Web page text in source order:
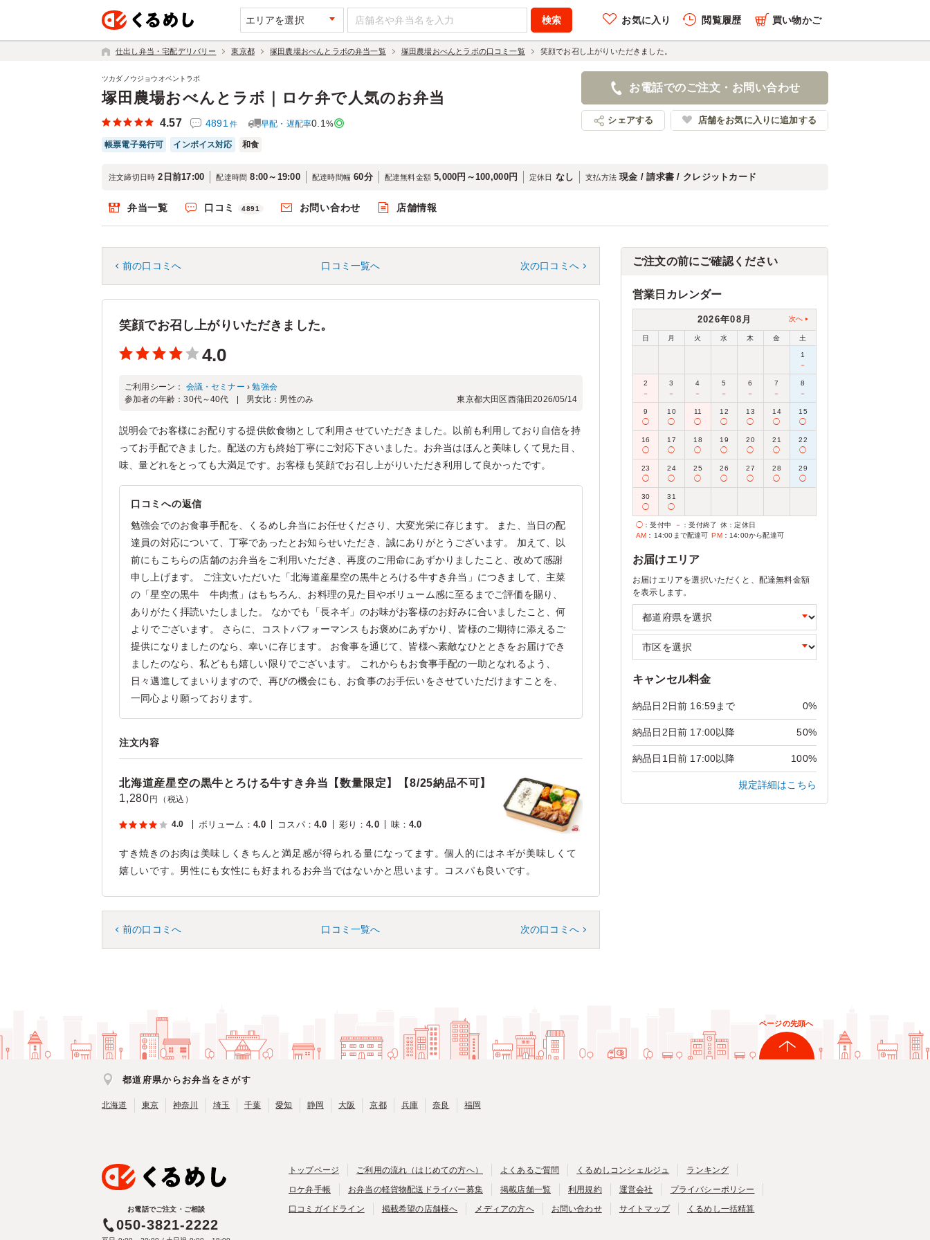
エリアを選択 お気に入り 閲覧履歴 買い物かご
仕出し弁当・宅配デリバリー 東京都 塚田農場おべんとラボの弁当一覧 塚田農場おべんとラボの口コミ一覧 笑顔でお召し上がりいただきました。
塚田農場おべんとラボ｜ロケ弁で人気のお弁当
ツカダノウジョウオベントラボ
4.57 4891 件 早配・遅配率0.1 %
帳票電子発行可 インボイス対応 和食
お電話でのご注文・お問い合わせ
シェアする 店舗をお気に入りに追加する
注文締切日時 2日前17:00 配達時間 8:00～19:00 配達時間幅 60分 配達無料金額 5,000円～100,000円 定休日 なし 支払方法 現金 / 請求書 / クレジットカード
弁当一覧 口コミ 4891 お問い合わせ 店舗情報
前の口コミへ 口コミ一覧へ 次の口コミへ
笑顔でお召し上がりいただきました。
4.0
ご利用シーン： 会議・セミナー ›勉強会
参加者の年齢：30代～40代 男女比： 男性のみ 東京都大田区西蒲田2026/05/14
説明会でお客様にお配りする提供飲食物として利用させていただきました。以前も利用しており自信を持
ってお手配できました。配送の方も終始丁寧にご対応下さいました。お弁当はほんと美味しくて見た目、
味、量どれをとっても大満足です。お客様も笑顔でお召し上がりいただき利用して良かったです。
口コミへの返信
勉強会でのお食事手配を、くるめし弁当にお任せくださり、大変光栄に存じます。 また、当日の配
達員の対応について、丁寧であったとお知らせいただき、誠にありがとうございます。 加えて、以
前にもこちらの店舗のお弁当をご利用いただき、再度のご用命にあずかりましたこと、改めて感謝
申し上げます。 ご注文いただいた「北海道産星空の黒牛とろける牛すき弁当」につきまして、主菜
の「星空の黒牛 牛肉煮」はもちろん、お料理の見た目やボリューム感に至るまでご評価を賜り、
ありがたく拝読いたしました。 なかでも「長ネギ」のお味がお客様のお好みに合いましたこと、何
よりでございます。 さらに、コストパフォーマンスもお褒めにあずかり、皆様のご期待に添えるご
提供になりましたのなら、幸いに存じます。 お食事を通じて、皆様へ素敵なひとときをお届けでき
ましたのなら、私どもも嬉しい限りでございます。 これからもお食事手配の一助となれるよう、
日々邁進してまいりますので、再びの機会にも、お食事のお手伝いをさせていただけますことを、
一同心より願っております。
注文内容
北海道産星空の黒牛とろける牛すき弁当【数量限定】【8/25納品不可】
1,280 円（税込）
4.0 ボリューム ： 4.0 コスパ： 4.0 彩り ：4.0 味：4.0
すき焼きのお肉は美味しくきちんと満足感が得られる量になってます。個人的にはネギが美味しくて
嬉しいです。男性にも女性にも好まれるお弁当ではないかと思います。コスパも良いです。
前の口コミへ 口コミ一覧へ 次の口コミへ
ご注文の前にご確認ください
営業日カレンダー
2026年08月 次へ
日 月 火 水 木 金 土
1
－
2
－
3
－
4
－
5
－
6
－
7
－
8
－
9
◯
10
◯
11
◯
12
◯
13
◯
14
◯
15
◯
16
◯
17
◯
18
◯
19
◯
20
◯
21
◯
22
◯
23
◯
24
◯
25
◯
26
◯
27
◯
28
◯
29
◯
30
◯
31
◯
◯ ：受付中 － ：受付終了 休 ：定休日
AM ：14:00まで配達可 PM：14:00から配達可
お届けエリア
お届けエリアを選択いただくと、配達無料金額
を表示します。
キャンセル料金
納品日2日前 16:59まで 0%
納品日2日前 17:00以降 50%
納品日1日前 17:00以降 100%
規定詳細はこちら
ページの先頭へ
都道府県からお弁当をさがす
北海道 東京 神奈川 埼玉 千葉 愛知 静岡 大阪 京都 兵庫 奈良 福岡
お電話でご注文・ご相談
050-3821-2222
トップページ ご利用の流れ（はじめての方へ） よくあるご質問 くるめしコンシェルジュ
ランキング
ロケ弁手帳
お弁当の軽貨物配送ドライバー募集 掲載店舗一覧 利用規約 運営会社
プライバシーポリシー
口コミガイドライン
掲載希望の店舗様へ メディアの方へ お問い合わせ サイトマップ くるめし一括精算